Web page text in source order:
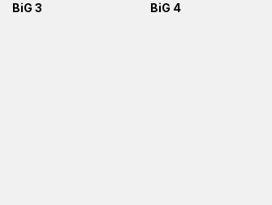
BiG 3 BiG 4